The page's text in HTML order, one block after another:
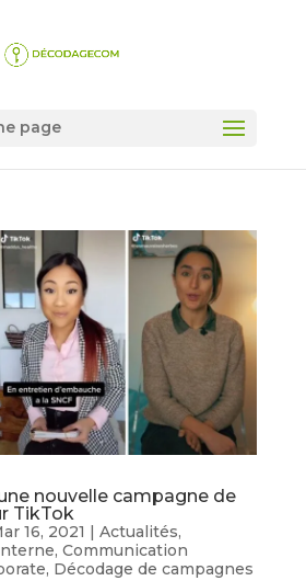
page
nouvelle campagne de
TikTok
16, 2021 Actualités,
, Communication
, Décodage de campagnes